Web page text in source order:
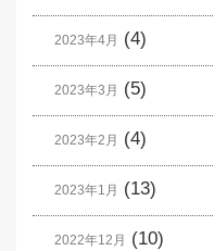
2023年4月 (4)
2023年3月 (5)
2023年2月 (4)
2023年1月 (13)
2022年12月 (10)